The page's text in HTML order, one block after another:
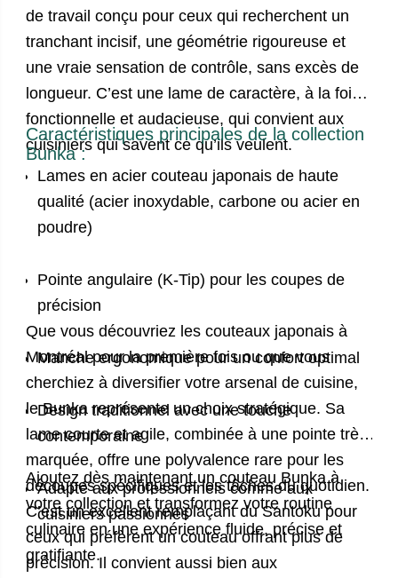
de travail conçu pour ceux qui recherchent un
tranchant incisif, une géométrie rigoureuse et
une vraie sensation de contrôle, sans excès de
longueur. C’est une lame de caractère, à la fois
fonctionnelle et audacieuse, qui convient aux
cuisiniers qui savent ce qu’ils veulent.
Caractéristiques principales de la collection
Bunka :
Lames en acier couteau japonaisde haute
qualité (acier inoxydable, carbone ou acier en
poudre)
Pointe angulaire (K-Tip) pour les coupes de
précision
Manche ergonomique pour un confort optimal
Design traditionnel avec une touche
contemporaine
Adapté aux professionnels comme aux
cuisiniers passionnés
Que vous découvriez les couteaux japonais à
Montréalpour la première fois ou que vous
cherchiez à diversifier votre arsenal de cuisine,
le Bunka représente un choix stratégique. Sa
lame courte et agile, combinée à une pointe très
marquée, offre une polyvalence rare pour les
découpes spécifiques et les tâches du quotidien.
C’est un excellent remplaçant du Santoku pour
ceux qui préfèrent un couteau offrant plus de
précision. Il convient aussi bien aux
Ajoutez dès maintenant un couteau Bunka à
votre collection et transformez votre routine
culinaire en une expérience fluide, précise et
gratifiante.